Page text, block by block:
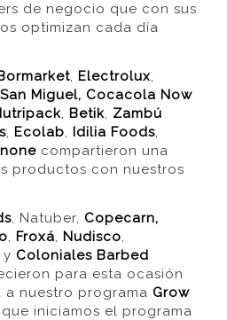
de negocio que con sus
optimizan cada día
, Electrolux,
Miguel, Cocacola Now
, Betik, Zambú
, Ecolab, Idilia Foods,
compartieron una
productos con nuestros
, Natuber, Copecarn,
, Froxá, Nudisco,
Coloniales Barbed
para esta ocasión
a nuestro programa Grow
iniciamos el programa